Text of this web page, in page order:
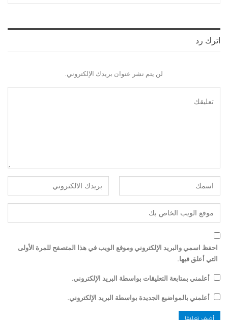
اترك رد
لن يتم نشر عنوان بريدك الإلكتروني.
احفظ اسمي والبريد الإلكتروني وموقع الويب في هذا المتصفح للمرة الأولى
التي أعلق فيها.
أعلمني بمتابعة التعليقات بواسطة البريد الإلكتروني.
أعلمني بالمواضيع الجديدة بواسطة البريد الإلكتروني.